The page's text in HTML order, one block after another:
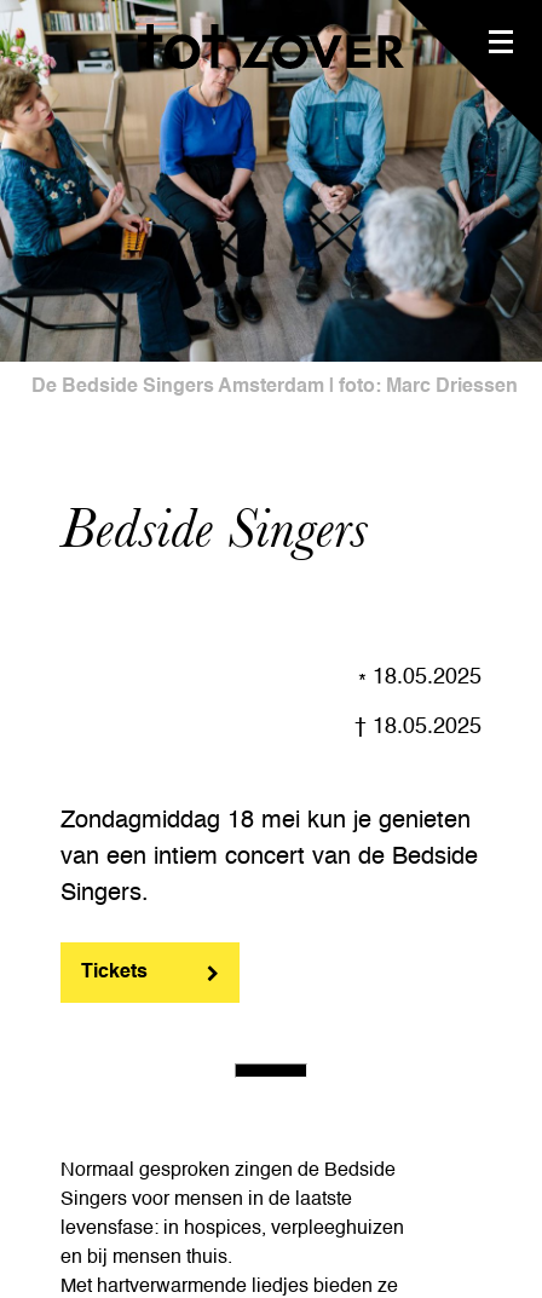
De Bedside Singers Amsterdam | foto: Marc Driessen
Bedside Singers
18.05.2025
18.05.2025
Zondagmiddag 18 mei kun je genieten
van een intiem concert van de Bedside
Singers.
Tickets
Normaal gesproken zingen de Bedside
Singers voor mensen in de laatste
levensfase: in hospices, verpleeghuizen
en bij mensen thuis.
Met hartverwarmende liedjes bieden ze